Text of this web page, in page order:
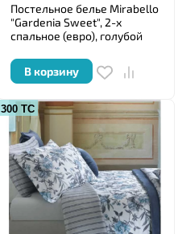
Постельное белье Mirabello
"Gardenia Sweet", 2-х
спальное (евро), голубой
В корзину
300 ТС